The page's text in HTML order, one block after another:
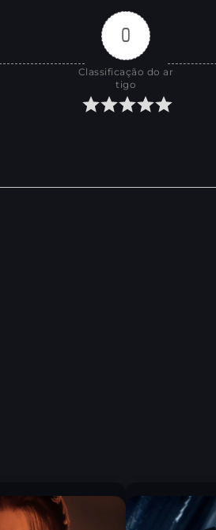
0
Classificação do ar
tigo